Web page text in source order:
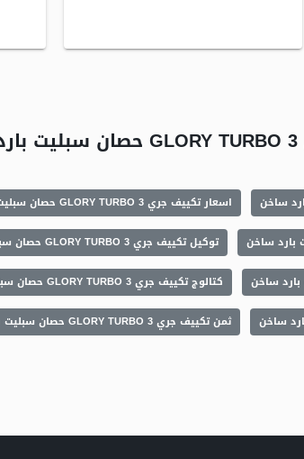
اسعار تكييف جري GLORY TURBO 3 حصان سبليت بارد ساخن
توكيل تكييف جري GLORY TURBO 3 حصان سبليت بارد ساخن
كتالوج تكييف جري GLORY TURBO 3 حصان سبليت بارد ساخن
ثمن تكييف جري GLORY TURBO 3 حصان سبليت بارد ساخن